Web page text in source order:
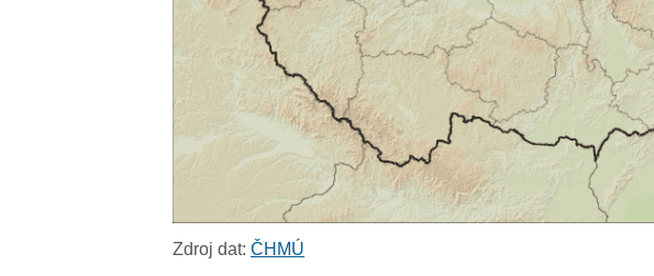
Zdroj dat:ČHMÚ